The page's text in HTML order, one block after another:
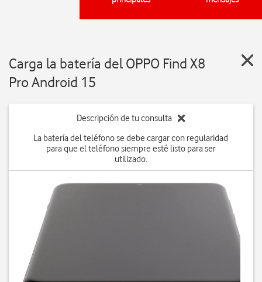
Carga la batería del OPPO Find X8
Pro Android 15
Descripción de tu consulta
La batería del teléfono se debe cargar con regularidad
para que el teléfono siempre esté listo para ser
utilizado.